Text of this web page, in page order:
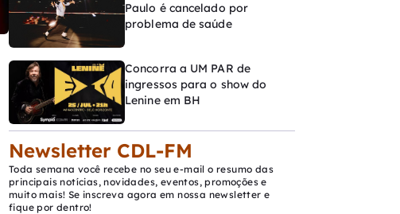
Paulo é cancelado por
problema de saúde
Concorra a UM PAR de
ingressos para o show do
Lenine em BH
Newsletter CDL-FM
Toda semana você recebe no seu e-mail o resumo das
principais notícias, novidades, eventos, promoções e
muito mais! Se inscreva agora em nossa newsletter e
fique por dentro!